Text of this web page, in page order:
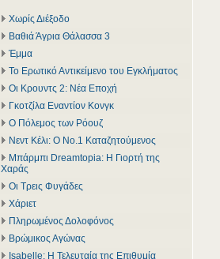
Χωρίς Διέξοδο
Βαθιά Άγρια Θάλασσα 3
Έμμα
Το Ερωτικό Αντικείμενο του Εγκλήματος
Οι Κρουντς 2: Νέα Εποχή
Γκοτζίλα Εναντίον Κονγκ
Ο Πόλεμος των Ρόουζ
Νεντ Κέλι: Ο Νο.1 Καταζητούμενος
Μπάρμπι Dreamtopia: Η Γιορτή της
Χαράς
Οι Τρεις Φυγάδες
Χάριετ
Πληρωμένος Δολοφόνος
Βρώμικος Αγώνας
Isabelle: Η Τελευταία της Επιθυμία